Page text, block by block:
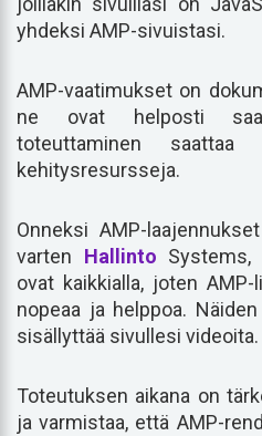
yhdeksi AMP-sivuistasi.
AMP-vaatimukset on
ne ovat helposti
toteuttaminen
kehitysresursseja.
Onneksi AMP-
varten Hallinto Systems,
ovat kaikkialla, joten
nopeaa ja helppoa.
sisällyttää sivullesi videoita.
Toteutuksen aikana on
ja varmistaa, että AMP-